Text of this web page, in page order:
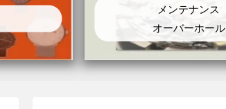
メンテナンス
オーバーホール